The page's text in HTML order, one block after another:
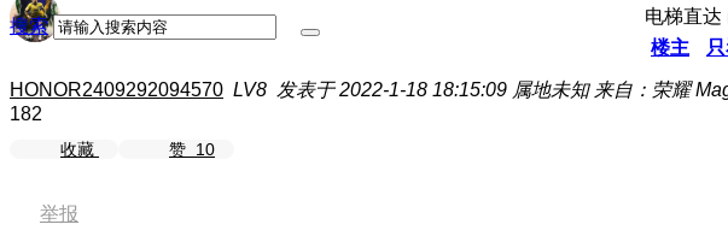
搜索 电梯直达
楼主
HONOR2409292094570 LV8 发表于 2022-1-18 18:15:09 属地未知 来自：荣耀
182
收藏 赞 10
举报